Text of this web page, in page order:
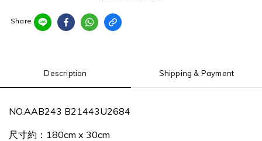
Share
Description Shipping & Payment
NO.AAB243 B21443U2684
尺寸約：180cm x 30cm